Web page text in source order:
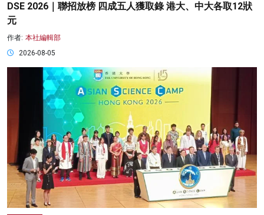
DSE 2026｜聯招放榜 四成五人獲取錄 港大、中大各取12狀
元
作者: 本社編輯部
2026-08-05